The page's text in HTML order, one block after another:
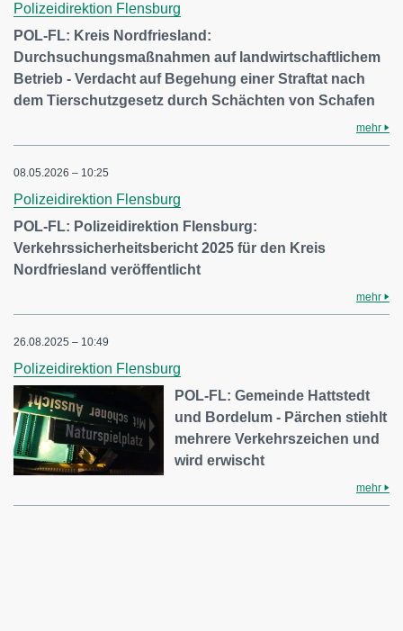
Polizeidirektion Flensburg
POL-FL: Kreis Nordfriesland:
Durchsuchungsmaßnahmen auf landwirtschaftlichem
Betrieb - Verdacht auf Begehung einer Straftat nach
dem Tierschutzgesetz durch Schächten von Schafen
mehr
08.05.2026 – 10:25
Polizeidirektion Flensburg
POL-FL: Polizeidirektion Flensburg:
Verkehrssicherheitsbericht 2025 für den Kreis
Nordfriesland veröffentlicht
mehr
26.08.2025 – 10:49
Polizeidirektion Flensburg
POL-FL: Gemeinde Hattstedt
und Bordelum - Pärchen stiehlt
mehrere Verkehrszeichen und
wird erwischt
mehr